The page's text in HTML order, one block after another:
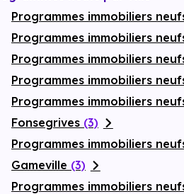
Financer
Programmes immobiliers
Programmes immobiliers
Programmes immobiliers
Programmes immobiliers
Programmes immobiliers
Fonsegrives (3)
Programmes immobiliers
Gameville (3)
Programmes immobiliers